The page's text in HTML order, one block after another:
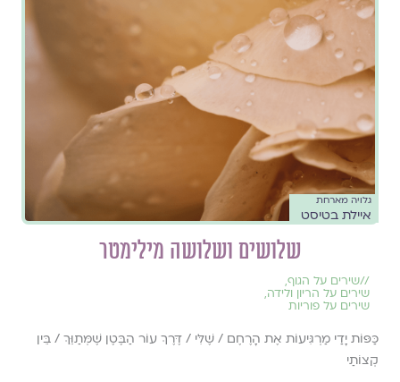
גלויה מארחת
איילת בטיסט
שלושים ושלושה מילימטר
//שירים על הגוף,
שירים על הריון ולידה,
שירים על פוריות
כַּפּוֹת יָדַי מַרְגִּיעוֹת אֶת הָרֶחֶם / שֶׁלִּי / דֶּרֶךְ עוֹר הַבֶּטֶן שֶׁמְּתַוֵּךְ / בֵּין
קְצוֹתַי